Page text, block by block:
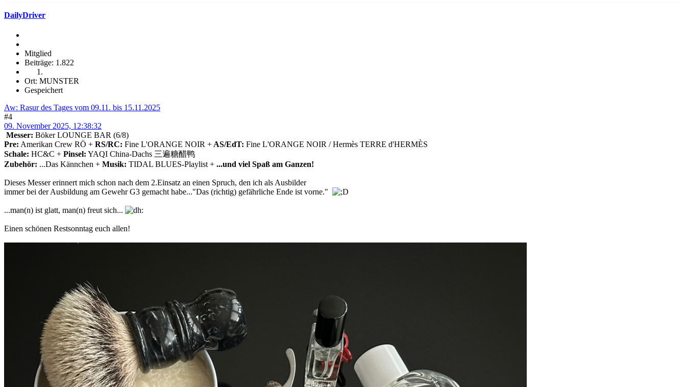
DailyDriver
Mitglied
Beiträge: 1.822
Ort: MUNSTER
Gespeichert
Aw: Rasur des Tages vom 09.11. bis 15.11.2025
#4
09. November 2025, 12:38:32
Messer: Böker LOUNGE BAR (6/8)
Pre: Amerikan Crew RÖ + RS/RC: Fine L'ORANGE NOIR + AS/EdT: Fine L'ORANGE NOIR / Hermès TERRE d'HERMÈS
Schale: HC&C + Pinsel: YAQI China-Dachs 三遍糖醋鸭
Zubehör: ...Das Kännchen + Musik: TIDAL BLUES-Playlist + ...und viel Spaß am Ganzen!
Dieses Messer erinnert mich schon nach dem 2.Einsatz an einen Spruch, den ich als Ausbilder
immer bei der Ausbildung am Gewehr G3 gemacht habe..."Das (richtig) gefährliche Ende ist vorne."
...man(n) ist glatt, man(n) freut sich...
Einen schönen Restsonntag euch allen!